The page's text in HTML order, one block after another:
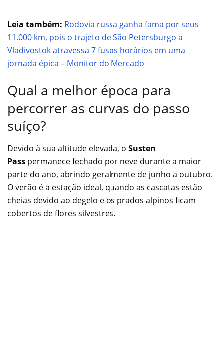
Leia também: Rodovia russa ganha fama por seus
11.000 km, pois o trajeto de São Petersburgo a
Vladivostok atravessa 7 fusos horários em uma
jornada épica – Monitor do Mercado
Qual a melhor época para
percorrer as curvas do passo
suíço?
Devido à sua altitude elevada, o Susten
Pass permanece fechado por neve durante a maior
parte do ano, abrindo geralmente de junho a outubro.
O verão é a estação ideal, quando as cascatas estão
cheias devido ao degelo e os prados alpinos ficam
cobertos de flores silvestres.